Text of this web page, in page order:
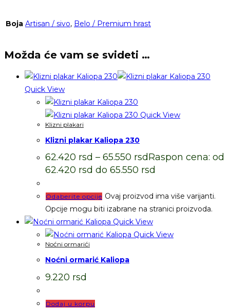
Boja Artisan / sivo, Belo / Premium hrast
Možda će vam se svideti …
Quick View
Quick View
Klizni plakari
Klizni plakar Kaliopa 230
62.420 rsd – 65.550 rsdRaspon cena: od
62.420 rsd do 65.550 rsd
Odaberite opcije Ovaj proizvod ima više varijanti.
Opcije mogu biti izabrane na stranici proizvoda.
Quick View
Quick View
Noćni ormarići
Noćni ormarić Kaliopa
9.220 rsd
Dodaj u korpu